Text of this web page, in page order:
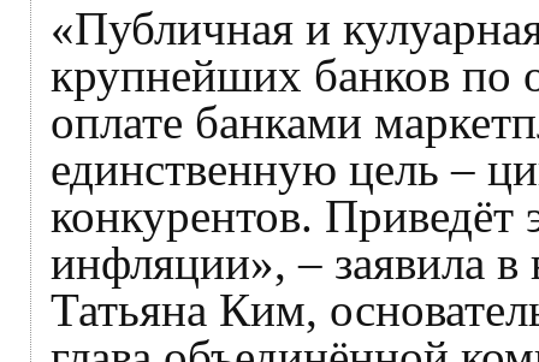
«Публичная и
крупнейших банков по
оплате банками
единственную цель –
конкурентов. Приведёт
инфляции», – заявила
Татьяна Ким,